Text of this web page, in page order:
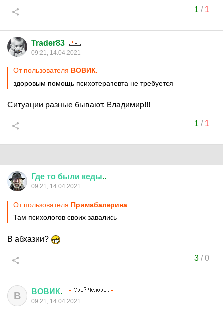
1 / 1
Trader83
09:21, 14.04.2021
От пользователя ВОВИК.
здоровым помощь психотерапевта не требуется
Ситуации разные бывают, Владимир!!!
1 / 1
Где то были кеды..
09:21, 14.04.2021
От пользователя Примaбaлерина
Там психологов своих завались
В абхазии?
3/0
В ВОВИК.
09:21, 14.04.2021